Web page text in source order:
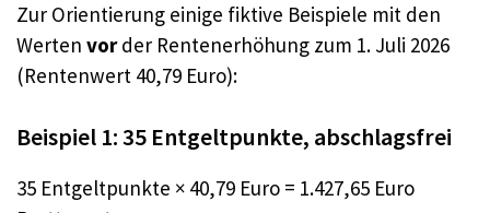
Zur Orientierung einige fiktive Beispiele mit den
Werten vorder Rentenerhöhung zum 1. Juli 2026
(Rentenwert 40,79 Euro):
Beispiel 1: 35 Entgeltpunkte, abschlagsfrei
35 Entgeltpunkte × 40,79 Euro = 1.427,65 Euro